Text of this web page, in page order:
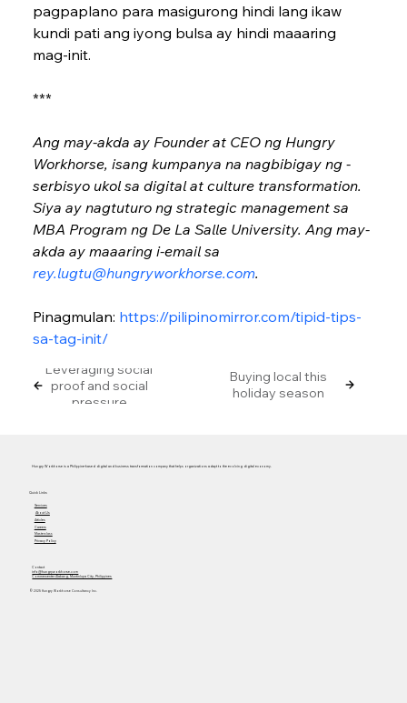
pagpaplano para masigurong hindi lang ikaw
kundi pati ang iyong bulsa ay hindi maaa­ring
mag-init.
***
Ang may-akda ay Founder at CEO ng Hungry
Workhorse, isang kumpanya na nagbibigay ng ­
serbisyo ukol sa digital at culture transformation.
Siya ay nagtuturo ng strategic management sa
MBA ­Program ng De La Salle University. Ang may-
akda ay maaaring i-email sa
rey.lugtu@hungryworkhorse.com.
Pinagmulan: https://pilipinomirror.com/tipid-tips-
sa-tag-init/
Leveraging social
proof and social
pressure
Buying local this
holiday season
Hungry Workhorse is a Philippine-based digital and business transformation company that helps organizations adapt to the evolving digital economy.
Services
About Us
Articles
Careers
Masterclass
Privacy Policy
Quick Links
Contact
info@hungryworkhorse.com
Commercenter Alabang, Muntinlupa City, Philippines
© 2025 Hungry Workhorse Consultancy Inc.